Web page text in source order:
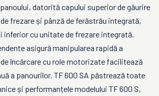
datorită capului superior de găurire
frezare și pânză de ferăstrău integrată,
inferior cu unitate de frezare integrată.
asigură manipularea rapidă a
încărcare cu role motorizate facilitează
a panourilor. TF 600 SA păstrează toate
și performanțele modelului TF 600 S,